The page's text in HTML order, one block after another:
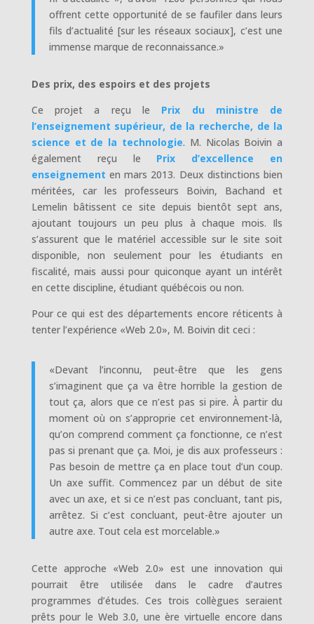
offrent cette opportunité de se faufiler dans leurs
fils d’actualité [sur les réseaux sociaux], c’est une
immense marque de reconnaissance.»
Des prix, des espoirs et des projets
Ce projet a reçu le
Prix du ministre de
l’enseignement supérieur, de la recherche, de la
science et de la technologie. M. Nicolas Boivin a
également reçu le Prix d’excellence en
enseignement en mars 2013. Deux distinctions bien
méritées, car les professeurs Boivin, Bachand et
Lemelin bâtissent ce site depuis bientôt sept ans,
ajoutant toujours un peu plus à chaque mois. Ils
s’assurent que le matériel accessible sur le site soit
disponible, non seulement pour les étudiants en
fiscalité, mais aussi pour quiconque ayant un intérêt
en cette discipline, étudiant québécois ou non.
Pour ce qui est des départements encore réticents à
tenter l’expérience «Web 2.0», M. Boivin dit ceci :
«Devant l’inconnu, peut-être que les gens
s’imaginent que ça va être horrible la gestion de
tout ça, alors que ce n’est pas si pire. À partir du
moment où on s’approprie cet environnement-là,
qu’on comprend comment ça fonctionne, ce n’est
pas si prenant que ça. Moi, je dis aux professeurs :
Pas besoin de mettre ça en place tout d’un coup.
Un axe suffit. Commencez par un début de site
avec un axe, et si ce n’est pas concluant, tant pis,
arrêtez. Si c’est concluant, peut-être ajouter un
autre axe. Tout cela est morcelable.»
Cette approche «Web 2.0» est une innovation qui
pourrait être utilisée dans le cadre d’autres
programmes d’études. Ces trois collègues seraient
prêts pour le Web 3.0, une ère virtuelle encore dans